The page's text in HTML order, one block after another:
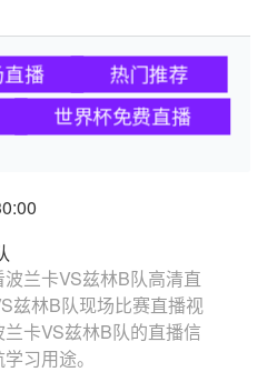
播
热门推荐
世界杯免费直播
兰卡VS兹林B队高清直
兹林B队现场比赛直播视
卡VS兹林B队的直播信
习用途。